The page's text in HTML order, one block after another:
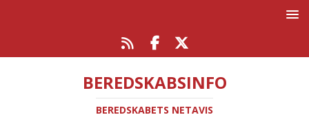
BEREDSKABSINFO
BEREDSKABETS NETAVIS